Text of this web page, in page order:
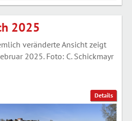
Details
2025
veränderte Ansicht zeigt
2025. Foto: C. Schickmayr